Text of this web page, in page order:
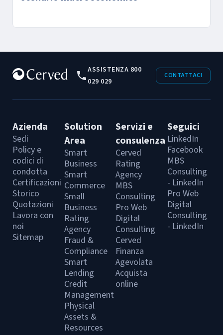
ASSISTENZA 800
029 029
CONTATTACI
Azienda
Sedi
Policy e
codici di
condotta
Certificazioni
Storico
Quotazioni
Lavora con
noi
Sitemap
Solution
Area
Smart
Business
Smart
Commerce
Small
Business
Rating
Agency
Fraud &
Compliance
Smart
Lending
Credit
Management
Physical
Assets &
Resources
Servizi e
consulenza
Cerved
Rating
Agency
MBS
Consulting
Pro Web
Digital
Consulting
Cerved
Finanza
Agevolata
Acquista
online
Seguici
LinkedIn
Facebook
MBS
Consulting
- LinkedIn
Pro Web
Digital
Consulting
- LinkedIn